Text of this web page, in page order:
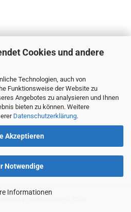
Cookies und andere
Technologien, auch von
Funktionsweise der Website zu
Angebotes zu analysieren und Ihnen
bieten zu können. Weitere
Datenschutzerklärung.
Akzeptieren
Notwendige
Informationen